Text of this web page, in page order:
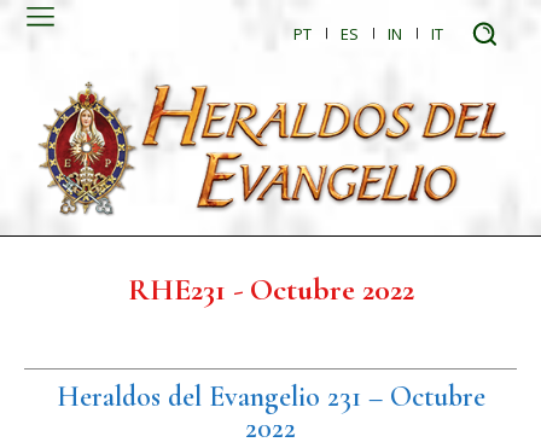
PT ES IN IT
RHE231 - Octubre 2022
Heraldos del Evangelio 231 – Octubre
2022